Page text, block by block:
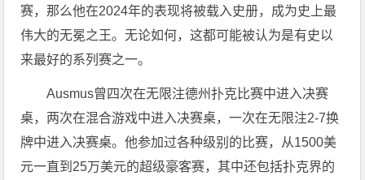
赛，那么他在2024年的表现将被载入史册，成为史上最
伟大的无冕之王。无论如何，这都可能被认为是有史以
来最好的系列赛之一。
Ausmus曾四次在无限注德州扑克比赛中进入决赛
桌，两次在混合游戏中进入决赛桌，一次在无限注2-7换
牌中进入决赛桌。他参加过各种级别的比赛，从1500美
元一直到25万美元的超级豪客赛，其中还包括扑克界的